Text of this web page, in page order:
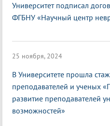
Университет подписал
ФГБНУ «Научный центр
25 ноября, 2024
В Университете прошла
преподавателей и ученых
развитие преподавателей
возможностей»